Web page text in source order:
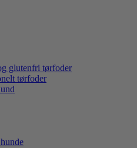
glutenfri tørfoder
tørfoder